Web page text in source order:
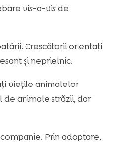
vis-a-vis de
Crescătorii orientați
și neprielnic.
viețile animalelor
animale străzii, dar
Prin adoptare,